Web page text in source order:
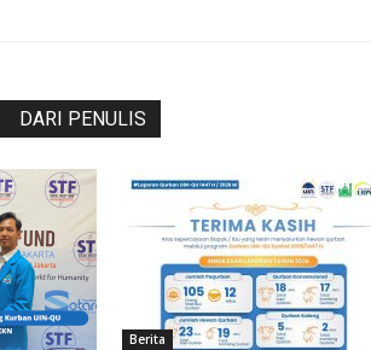
DARI PENULIS
Berita